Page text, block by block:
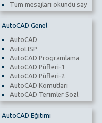
Tüm mesajları okundu say
AutoCAD Genel
AutoCAD
AutoLISP
AutoCAD Programlama
AutoCAD Püfleri-1
AutoCAD Püfleri-2
AutoCAD Komutları
AutoCAD Terimler Sözl.
AutoCAD Eğitimi